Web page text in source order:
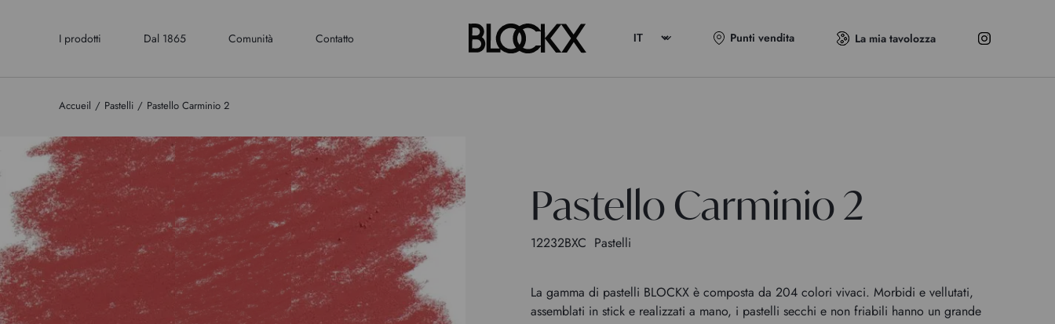
I prodotti Dal 1865 Comunità Contatto Punti vendita La mia tavolozza
Accueil Pastelli Pastello Carminio 2
Pastello Carminio 2
12232BXC Pastelli
La gamma di pastelli BLOCKX è composta da 204 colori vivaci. Morbidi e vellutati,
assemblati in stick e realizzati a mano, i pastelli secchi e non friabili hanno un grande